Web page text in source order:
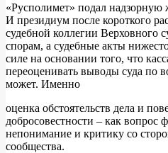
«Русполимет» подал
И президиум после короткого
судебной коллегии Верховного
спорам, а судебные акты
силе на основании того, что
переоценивать выводы суда по
может. Именно
оценка обстоятельств дела и
добросовестности – как вопрос
непонимание и критику со
сообщества.